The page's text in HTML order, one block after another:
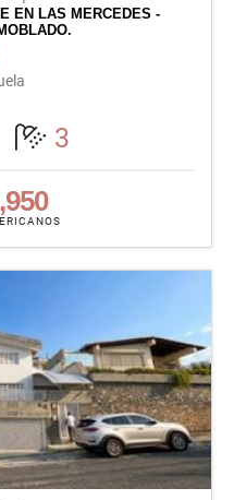
EN LAS MERCEDES -
3